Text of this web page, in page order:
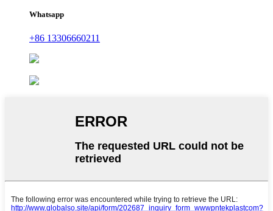
Whatsapp
+86 13306660211